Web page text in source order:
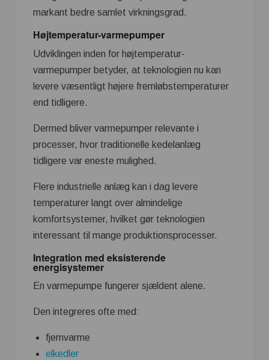
markant bedre samlet virkningsgrad.
Højtemperatur-varmepumper
Udviklingen inden for højtemperatur-
varmepumper betyder, at teknologien nu kan
levere væsentligt højere fremløbstemperaturer
end tidligere.
Dermed bliver varmepumper relevante i
processer, hvor traditionelle kedelanlæg
tidligere var eneste mulighed.
Flere industrielle anlæg kan i dag levere
temperaturer langt over almindelige
komfortsystemer, hvilket gør teknologien
interessant til mange produktionsprocesser.
Integration med eksisterende
energisystemer
En varmepumpe fungerer sjældent alene.
Den integreres ofte med:
fjernvarme
elkedler